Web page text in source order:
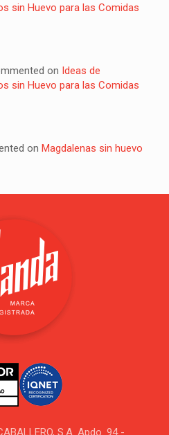
sin Huevo para las Comidas
on Ideas de
sin Huevo para las Comidas
on Magdalenas sin huevo
S.A. Apdo. 94 -